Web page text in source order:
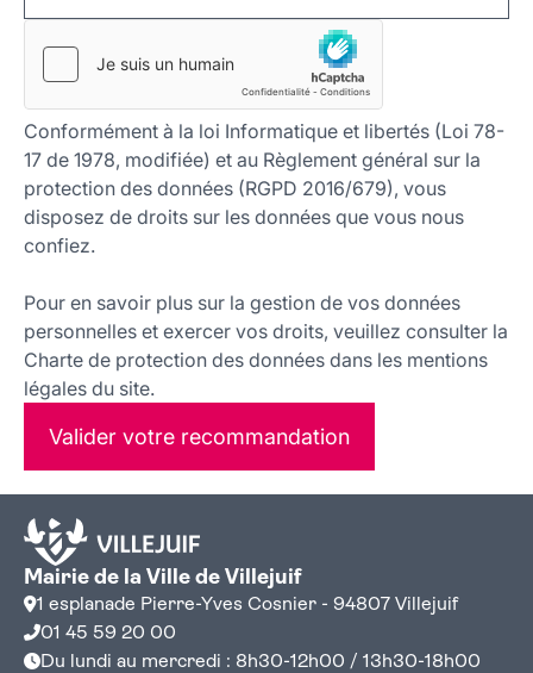
Conformément à la loi Informatique et libertés (Loi 78-
17 de 1978, modifiée) et au Règlement général sur la
protection des données (RGPD 2016/679), vous
disposez de droits sur les données que vous nous
confiez.
Pour en savoir plus sur la gestion de vos données
personnelles et exercer vos droits, veuillez consulter la
Charte de protection des données dans les mentions
légales du site.
Valider votre recommandation
Mairie de la Ville de Villejuif
1 esplanade Pierre-Yves Cosnier - 94807 Villejuif
01 45 59 20 00
Du lundi au mercredi : 8h30-12h00 / 13h30-18h00